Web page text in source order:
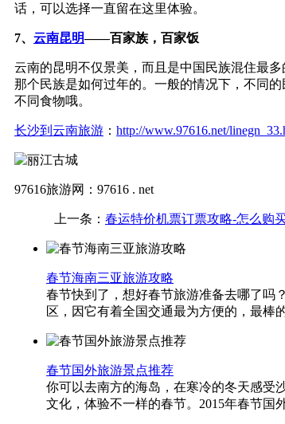
话，可以选择一直留在这里体验。
7、 云南昆明——百家族，百家饭
云南的昆明不仅景美，而且是中国民族混住最
那个民族是如何过年的。一般的情况下，不同
不同食物哦。
长沙到云南旅游 ： http://www.97616.net/
97616旅游网：97616 . net
上一条： 春运特价机票订票攻略-怎么购
春节海南三亚旅游攻略
春节快到了，想好春节旅游准备去哪了吗
区，因它有着全国交通最为方便的，最棒
春节国外旅游景点推荐
你可以去南方的海岛，在寒冷的冬天感受
文化，体验不一样的春节。2015年春节国